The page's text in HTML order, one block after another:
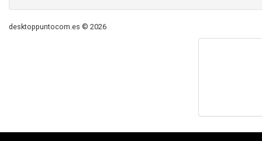
desktoppuntocom.es © 2026